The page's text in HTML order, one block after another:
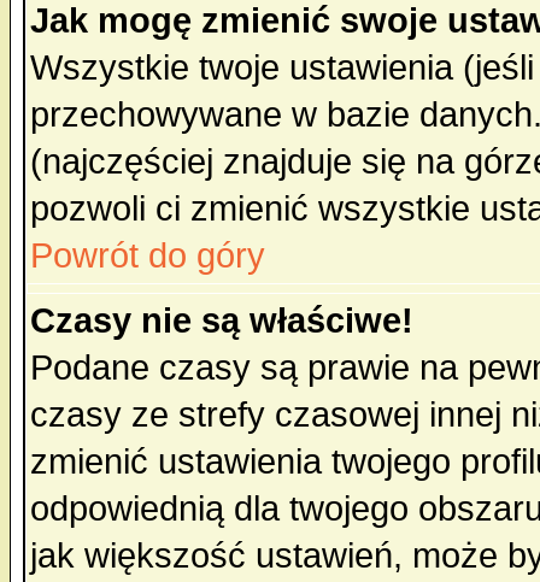
Jak mogę zmienić swoje
Wszystkie twoje ustawienia
przechowywane w bazie
(najczęściej znajduje się na
pozwoli ci zmienić wszystkie
Powrót do góry
Czasy nie są właściwe!
Podane czasy są prawie na
czasy ze strefy czasowej innej
zmienić ustawienia twojego
odpowiednią dla twojego
jak większość ustawień, może